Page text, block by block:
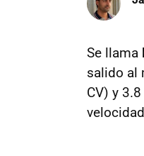
Se llama
salido al
CV) y